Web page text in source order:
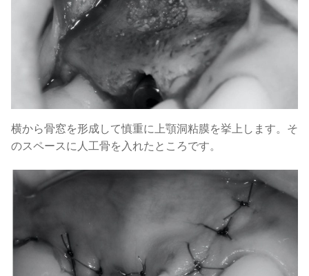
横から骨窓を形成して慎重に上顎洞粘膜を挙上します。そ
のスペースに人工骨を入れたところです。